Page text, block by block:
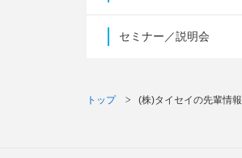
セミナー／説明会
トップ (株)タイセイの先輩情報